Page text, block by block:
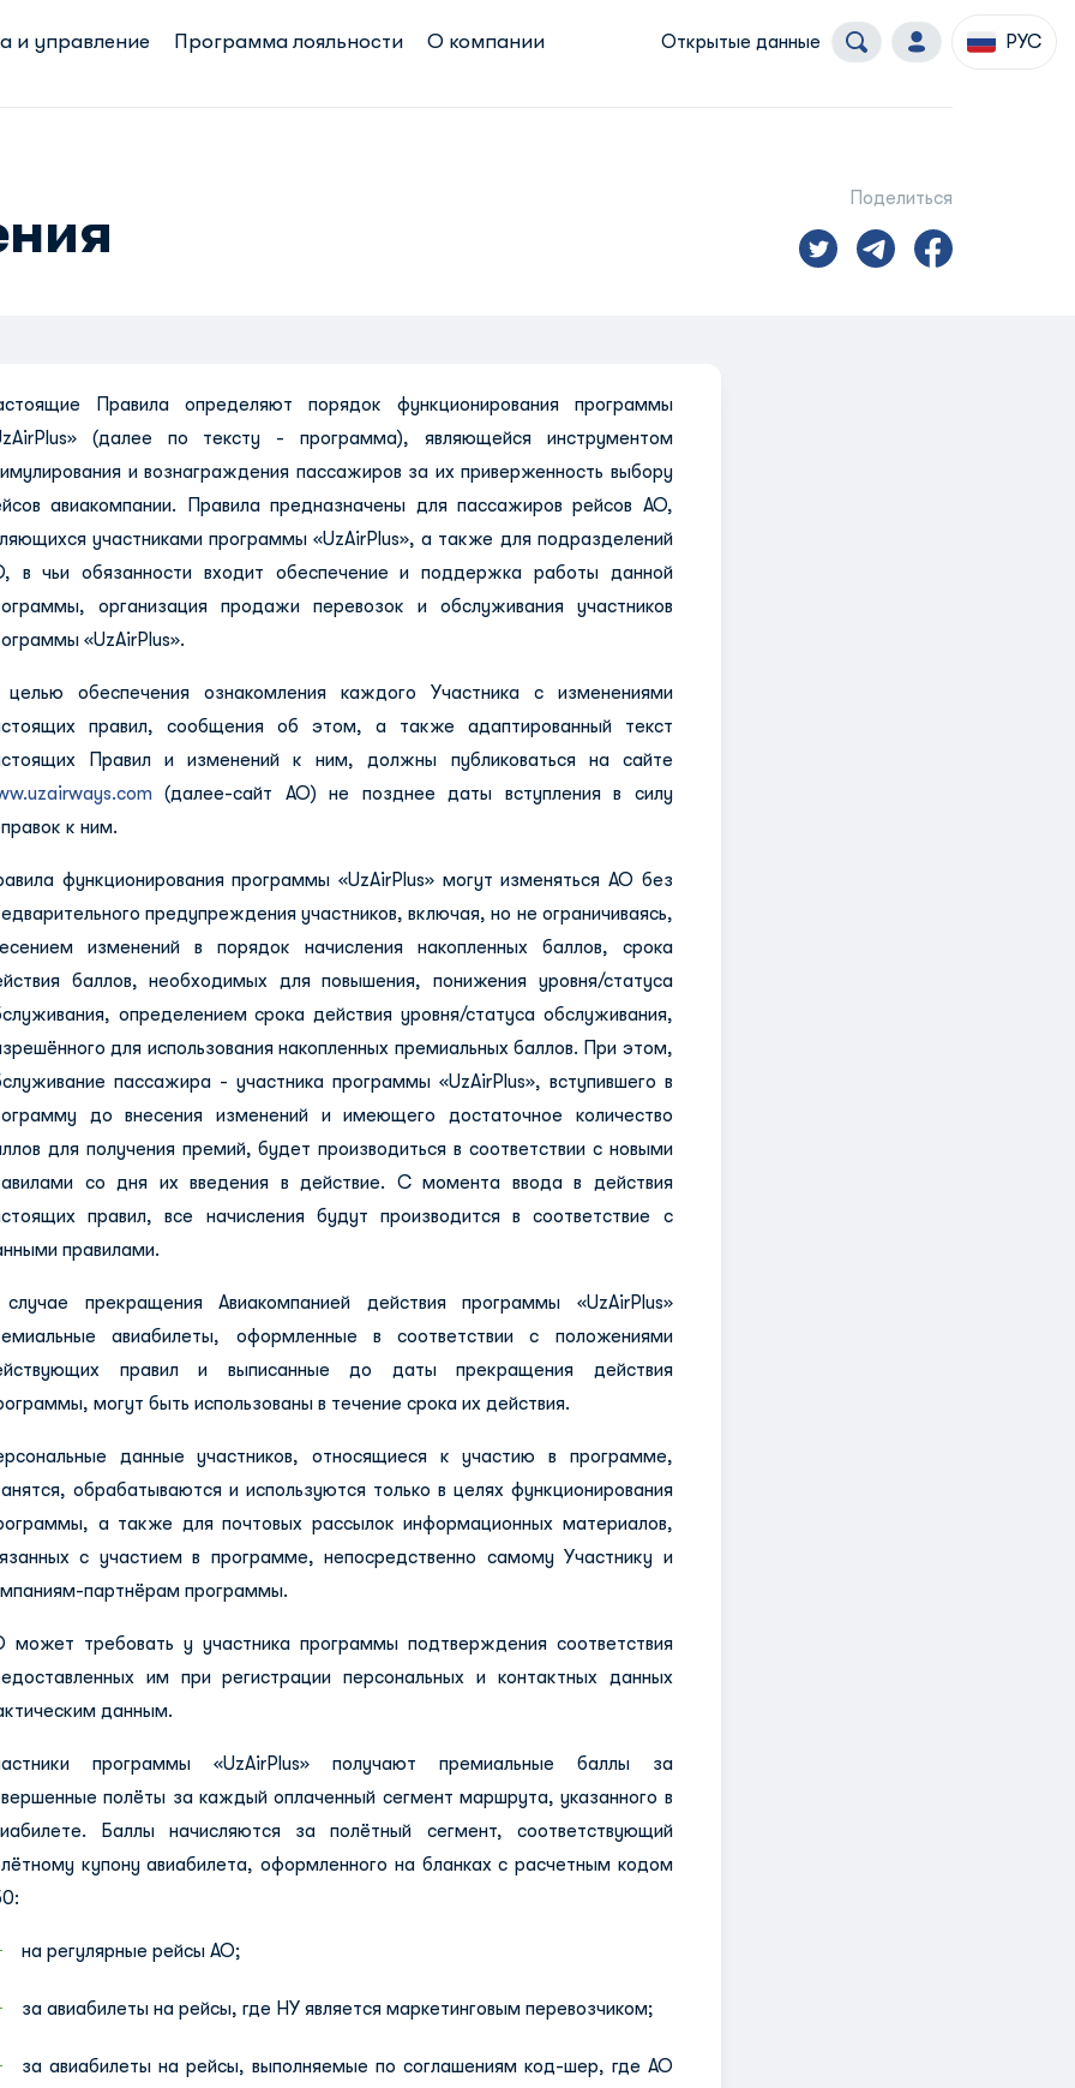
и управление Программа лояльности О компании Открытые данные РУС
Поделиться
Правила определяют порядок функционирования программы
(далее по тексту - программа), являющейся инструментом
и вознаграждения пассажиров за их приверженность выбору
авиакомпании. Правила предназначены для пассажиров рейсов АО,
участниками программы «UzAirPlus», а также для подразделений
в чьи обязанности входит обеспечение и поддержка работы данной
организация продажи перевозок и обслуживания участников
«UzAirPlus».
обеспечения ознакомления каждого Участника с изменениями
правил, сообщения об этом, а также адаптированный текст
Правил и изменений к ним, должны публиковаться на сайте
(далее-сайт АО) не позднее даты вступления в силу
к ним.
функционирования программы «UzAirPlus» могут изменяться АО без
предупреждения участников, включая, но не ограничиваясь,
изменений в порядок начисления накопленных баллов, срока
баллов, необходимых для повышения, понижения уровня/статуса
определением срока действия уровня/статуса обслуживания,
для использования накопленных премиальных баллов. При этом,
пассажира - участника программы «UzAirPlus», вступившего в
до внесения изменений и имеющего достаточное количество
для получения премий, будет производиться в соответствии с новыми
со дня их введения в действие. С момента ввода в действия
правил, все начисления будут производится в соответствие с
правилами.
прекращения Авиакомпанией действия программы «UzAirPlus»
авиабилеты, оформленные в соответствии с положениями
правил и выписанные до даты прекращения действия
могут быть использованы в течение срока их действия.
данные участников, относящиеся к участию в программе,
обрабатываются и используются только в целях функционирования
а также для почтовых рассылок информационных материалов,
с участием в программе, непосредственно самому Участнику и
партнёрам программы.
может требовать у участника программы подтверждения соответствия
им при регистрации персональных и контактных данных
данным.
программы «UzAirPlus» получают премиальные баллы за
полёты за каждый оплаченный сегмент маршрута, указанного в
Баллы начисляются за полётный сегмент, соответствующий
купону авиабилета, оформленного на бланках с расчетным кодом
на регулярные рейсы АО;
за авиабилеты на рейсы, где HY является маркетинговым перевозчиком;
за авиабилеты на рейсы, выполняемые по соглашениям код-шер, где АО